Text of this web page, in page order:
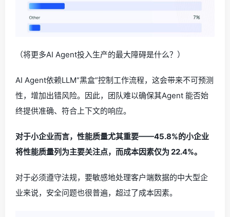
（将更多AI Agent投入生产的最大障碍是什么？）
AI Agent依赖LLM“黑盒”控制工作流程，这会带来不可预测
性，增加出错风险。因此，团队难以确保其Agent 能否始
终提供准确、符合上下文的响应。
对于小企业而言，性能质量尤其重要——45.8%的小企业
将性能质量列为主要关注点，而成本因素仅为 22.4%。
对于必须遵守法规，要敏感地处理客户端数据的中大型企
业来说，安全问题也很普遍，超过了成本因素。